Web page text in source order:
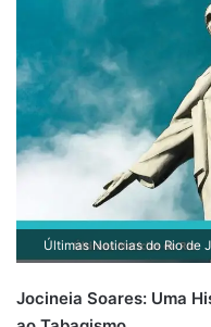
Últimas Noticias do Rio de
Jocineia Soares: Uma